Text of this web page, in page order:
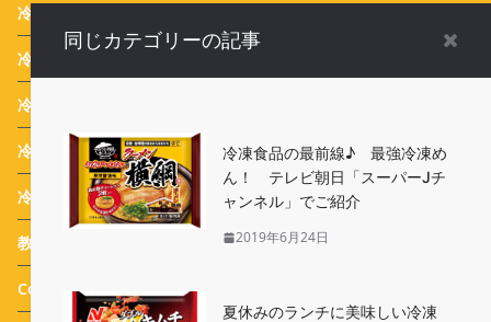
冷凍食品お弁当
冷凍食品業界ニュース
冷凍食品 Campaign
冷凍生活アドバイザー 西川剛史のオススメ(43)
冷凍生活アドバイザー 西川式ホームフリージング
教えて！実花先生 冷凍食品アレンジメニュー
Column(25)
同じカテゴリーの記事
冷凍食品の最前線♪ 最強冷凍め
ん！ テレビ朝日「スーパーJチ
ャンネル」でご紹介
2019年6月24日
夏休みのランチに美味しい冷凍